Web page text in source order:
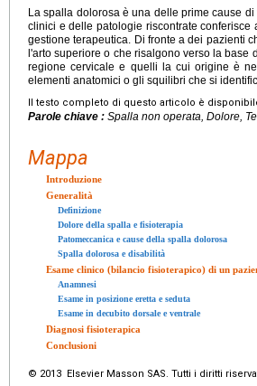
La spalla dolorosa è una delle prime cause
clinici e delle patologie riscontrate
gestione terapeutica. Di fronte a dei pazienti
l'arto superiore o che risalgono verso la
regione cervicale e quelli la cui origine è
elementi anatomici o gli squilibri che si
Il testo completo di questo articolo è
Parole chiave : Spalla non operata, Dolore,
Mappa
Introduzione
Generalità
Definizione
Dolore della spalla e fisioterapia
Patomeccanica e cause della spalla dolorosa
Spalla dolorosa e disabilità
Esame clinico (bilancio fisioterapico) di un
Anamnesi
Esame in posizione eretta e seduta
Esame in decubito dorsale e ventrale
Diagnosi fisioterapica
Conclusioni
© 2013 Elsevier Masson SAS. Tutti i diritti